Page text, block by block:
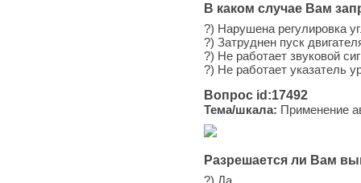
В каком случае Вам
?) Нарушена регулировка
?) Затруднен пуск
?) Не работает звуковой
?) Не работает указатель
Вопрос id:17492
Тема/шкала: Применение
Разрешается ли Вам
?) Да.